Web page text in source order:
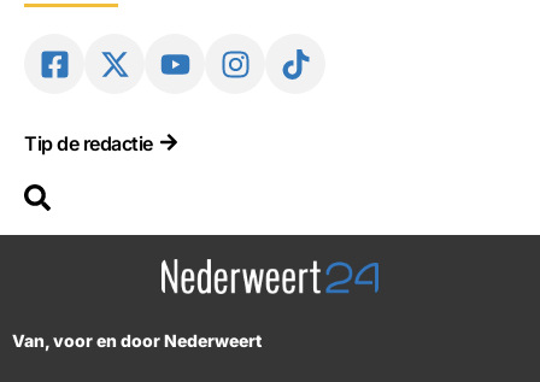
Tip de redactie
Van, voor en door Nederweert